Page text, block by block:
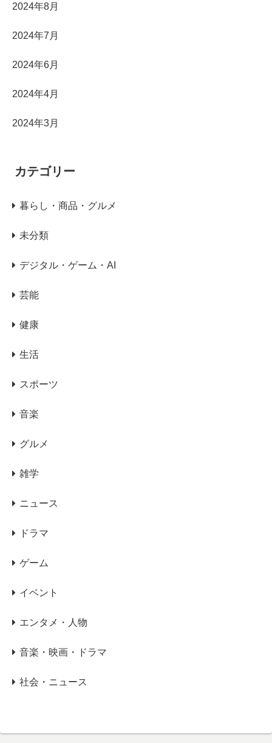
2024年8月
2024年7月
2024年6月
2024年4月
2024年3月
カテゴリー
暮らし・商品・グルメ
未分類
デジタル・ゲーム・AI
芸能
健康
生活
スポーツ
音楽
グルメ
雑学
ニュース
ドラマ
ゲーム
イベント
エンタメ・人物
音楽・映画・ドラマ
社会・ニュース